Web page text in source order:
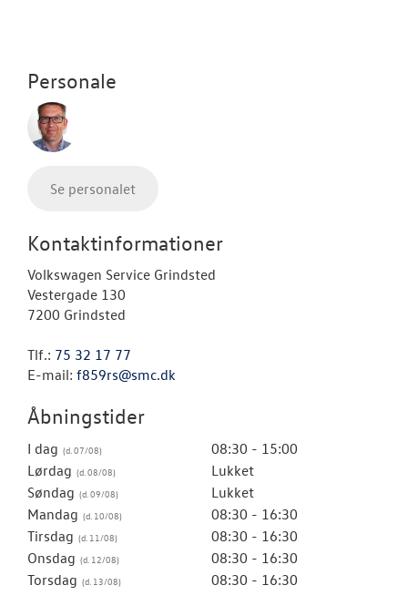
Personale
Se personalet
Kontaktinformationer
Volkswagen Service Grindsted
Vestergade 130
7200 Grindsted
Tlf.: 75 32 17 77
E-mail: f859rs@smc.dk
Åbningstider
I dag
08:30 - 15:00
Lørdag
Lukket
Søndag
Lukket
Mandag
08:30 - 16:30
Tirsdag
08:30 - 16:30
Onsdag
08:30 - 16:30
Torsdag
08:30 - 16:30